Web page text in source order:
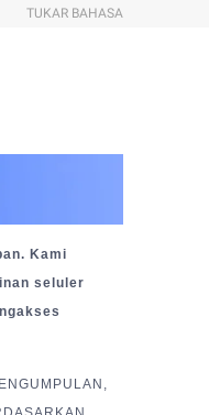
TUKAR BAHASA
Kami
seluler